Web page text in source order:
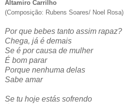
Altamiro Carrilho
(Composição: Rubens Soares/ Noel Rosa)
Por que bebes tanto assim rapaz?
Chega, já é demais
Se é por causa de mulher
É bom parar
Porque nenhuma delas
Sabe amar
Se tu hoje estás sofrendo